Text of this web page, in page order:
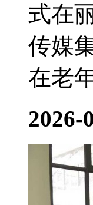
式在
传媒
在老
2026-